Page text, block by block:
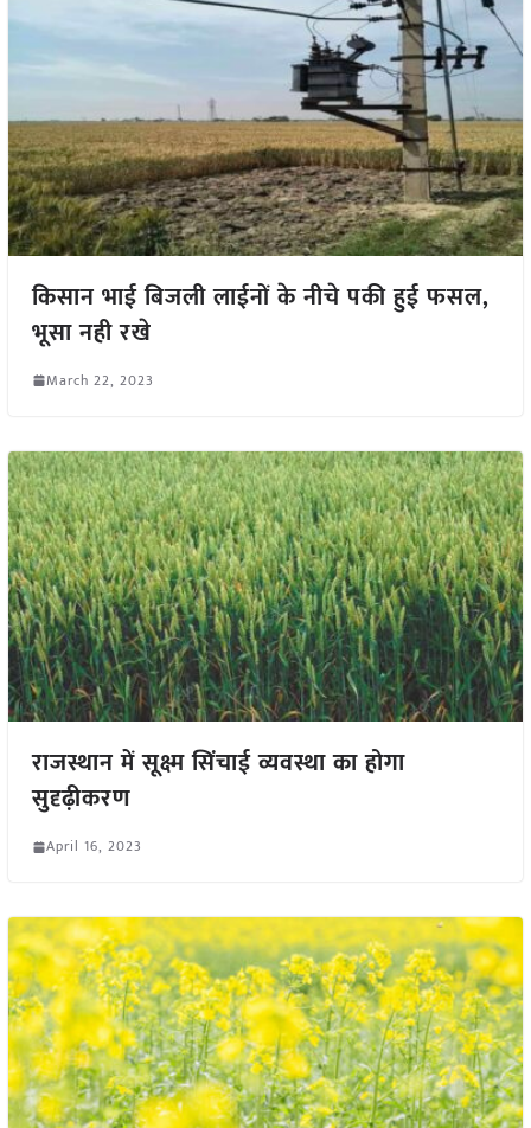
किसान भाई बिजली लाईनों के नीचे पकी हुई फसल,
भूसा नही रखे
March 22, 2023
राजस्थान में सूक्ष्म सिंचाई व्यवस्था का होगा
सुदृढ़ीकरण
April 16, 2023